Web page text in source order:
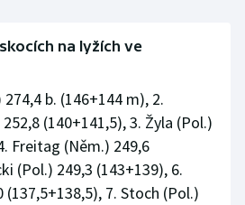
na lyžích ve
b. (146+144 m), 2.
(140+141,5), 3. Žyla (Pol.)
Freitag (Něm.) 249,6
(Pol.) 249,3 (143+139), 6.
(137,5+138,5), 7. Stoch (Pol.)